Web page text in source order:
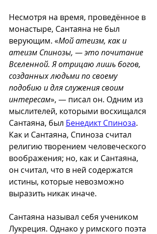
Несмотря на время, проведённое в
монастыре, Сантаяна не был
верующим. «Мой атеизм, как и
атеизм Спинозы, — это почитание
Вселенной. Я отрицаю лишь богов,
созданных людьми по своему
подобию и для служения своим
интересам», — писал он. Одним из
мыслителей, которыми восхищался
Сантаяна, был Бенедикт Спиноза.
Как и Сантаяна, Спиноза считал
религию творением человеческого
воображения; но, как и Сантаяна,
он считал, что в ней содержатся
истины, которые невозможно
выразить никак иначе.
Сантаяна называл себя учеником
Лукреция. Однако у римского поэта